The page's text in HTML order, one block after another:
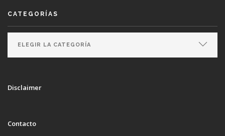
CATEGORÍAS
Disclaimer
Contacto